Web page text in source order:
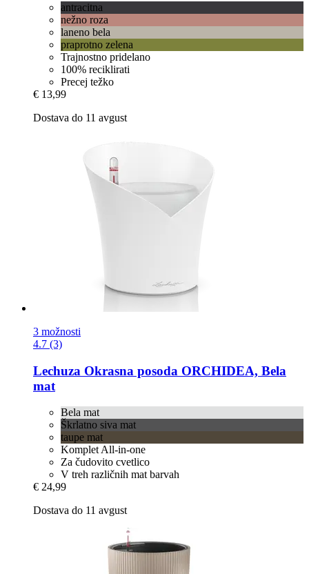
antracitna
nežno roza
laneno bela
praprotno zelena
Trajnostno pridelano
100% reciklirati
Precej težko
€ 13,99
Dostava do 11 avgust
3 možnosti
4.7 (3)
Lechuza Okrasna posoda ORCHIDEA, Bela
mat
Bela mat
Škrlatno siva mat
taupe mat
Komplet All-in-one
Za čudovito cvetlico
V treh različnih mat barvah
€ 24,99
Dostava do 11 avgust